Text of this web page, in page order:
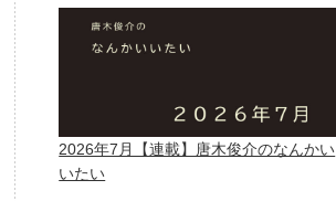
2026年7月【連載】唐木俊介のなんかい
いたい